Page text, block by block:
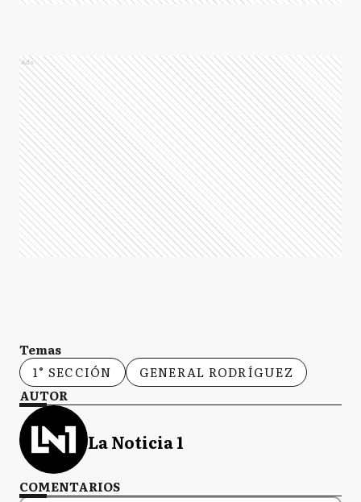
Ads
Temas
1° SECCIÓN
GENERAL RODRÍGUEZ
AUTOR
La Noticia 1
COMENTARIOS